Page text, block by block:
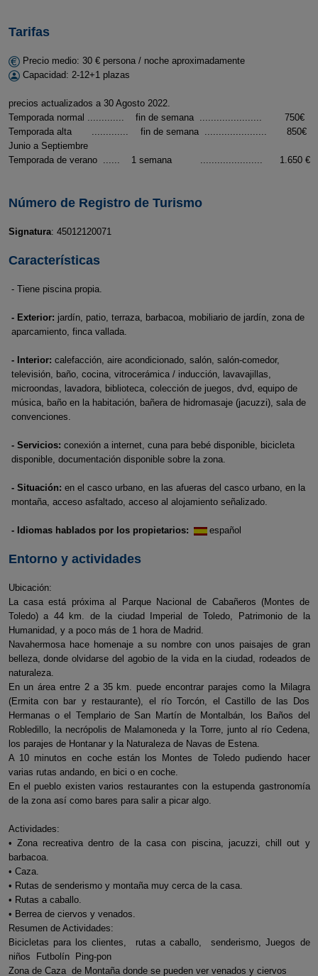
Tarifas
Precio medio: 30 € persona / noche aproximadamente
Capacidad: 2-12+1 plazas
precios actualizados a 30 Agosto 2022.
Temporada normal ............. fin de semana ...................... 750€
Temporada alta ............. fin de semana ...................... 850€
Junio a Septiembre
Temporada de verano ...... 1 semana ...................... 1.650 €
Número de Registro de Turismo
Signatura: 45012120071
Características
- Tiene piscina propia.
- Exterior: jardín, patio, terraza, barbacoa, mobiliario de jardín, zona de
aparcamiento, finca vallada.
- Interior: calefacción, aire acondicionado, salón, salón-comedor,
televisión, baño, cocina, vitrocerámica / inducción, lavavajillas,
microondas, lavadora, biblioteca, colección de juegos, dvd, equipo de
música, baño en la habitación, bañera de hidromasaje (jacuzzi), sala de
convenciones.
- Servicios: conexión a internet, cuna para bebé disponible, bicicleta
disponible, documentación disponible sobre la zona.
- Situación: en el casco urbano, en las afueras del casco urbano, en la
montaña, acceso asfaltado, acceso al alojamiento señalizado.
- Idiomas hablados por los propietarios: español
Entorno y actividades
Ubicación:
La casa está próxima al Parque Nacional de Cabañeros (Montes de
Toledo) a 44 km. de la ciudad Imperial de Toledo, Patrimonio de la
Humanidad, y a poco más de 1 hora de Madrid.
Navahermosa hace homenaje a su nombre con unos paisajes de gran
belleza, donde olvidarse del agobio de la vida en la ciudad, rodeados de
naturaleza.
En un área entre 2 a 35 km. puede encontrar parajes como la Milagra
(Ermita con bar y restaurante), el río Torcón, el Castillo de las Dos
Hermanas o el Templario de San Martín de Montalbán, los Baños del
Robledillo, la necrópolis de Malamoneda y la Torre, junto al río Cedena,
los parajes de Hontanar y la Naturaleza de Navas de Estena.
A 10 minutos en coche están los Montes de Toledo pudiendo hacer
varias rutas andando, en bici o en coche.
En el pueblo existen varios restaurantes con la estupenda gastronomía
de la zona así como bares para salir a picar algo.
Actividades:
• Zona recreativa dentro de la casa con piscina, jacuzzi, chill out y
barbacoa.
• Caza.
• Rutas de senderismo y montaña muy cerca de la casa.
• Rutas a caballo.
• Berrea de ciervos y venados.
Resumen de Actividades:
Bicicletas para los clientes, rutas a caballo, senderismo, Juegos de
niños Futbolín Ping-pon
Zona de Caza de Montaña donde se pueden ver venados y ciervos